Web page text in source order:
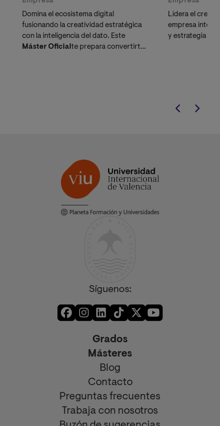
Domina el ecosistema digital
fusionando la creatividad estratégica
con la inteligencia del dato. Este
Máster Oficialte prepara convertirte
Lidera el
empresa
y estrategia de
Síguenos:
Grados
Másteres
Blog
Contacto
Preguntas frecuentes
Trabaja con nosotros